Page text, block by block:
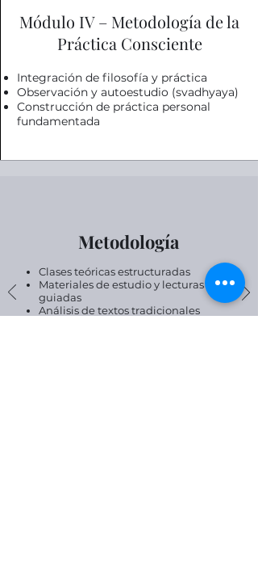
Módulo IV – Metodología de la
Práctica Consciente
Integración de filosofía y práctica
Observación y autoestudio (svadhyaya)
Construcción de práctica personal
fundamentada
Metodología
Clases teóricas estructuradas
Materiales de estudio y lecturas
guiadas
Análisis de textos tradicionales